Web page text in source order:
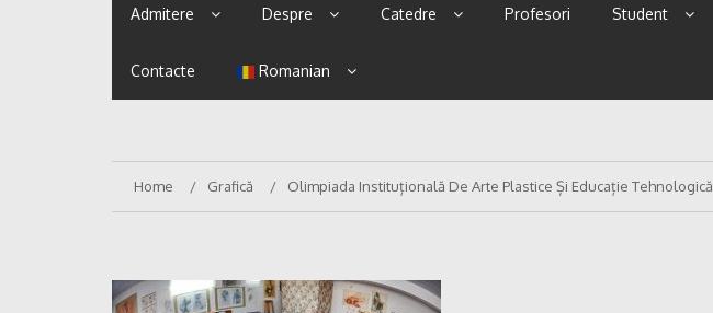
Admitere Despre Catedre Profesori Student
Contacte Romanian
Home Grafică Olimpiada Instituțională De Arte Plastice Și Educație Tehnologică